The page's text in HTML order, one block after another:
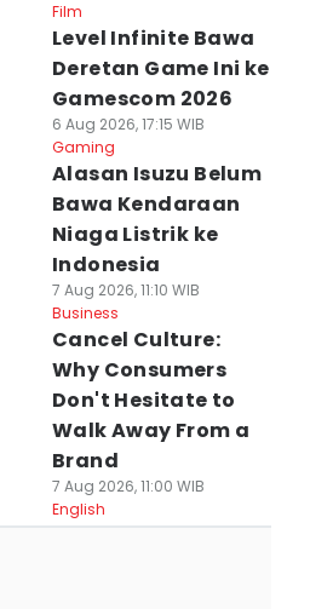
Film
Level Infinite Bawa
Deretan Game Ini ke
Gamescom 2026
6 Aug 2026, 17:15 WIB
Gaming
Alasan Isuzu Belum
Bawa Kendaraan
Niaga Listrik ke
Indonesia
7 Aug 2026, 11:10 WIB
Business
Cancel Culture:
Why Consumers
Don't Hesitate to
Walk Away From a
Brand
7 Aug 2026, 11:00 WIB
English